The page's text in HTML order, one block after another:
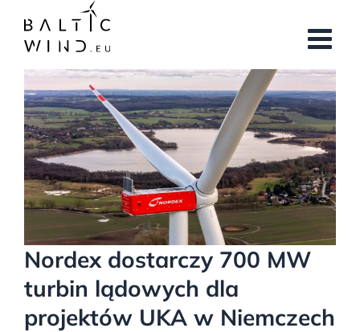
zawartości
większy
obrazek
Nordex dostarczy 700 MW
turbin lądowych dla
projektów UKA w Niemczech